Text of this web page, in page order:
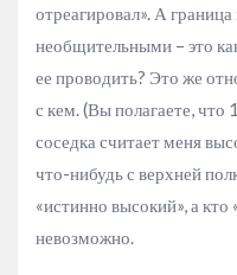
отреагировал». А
необщительными – это
ее проводить? Это же
с кем. (Вы полагаете,
соседка считает меня
что-нибудь с верхней
«истинно высокий», а
невозможно.